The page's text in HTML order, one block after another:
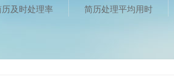
历及时处理率 简历处理平均用时